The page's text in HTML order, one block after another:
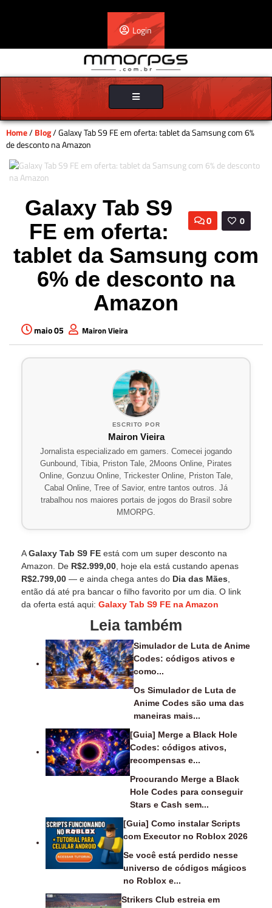
Login
Toggle
navigation
Home/Blog/ Galaxy Tab S9 FE em oferta: tablet da Samsung com 6%
de desconto na Amazon
0
0
Galaxy Tab S9
FE em oferta:
tablet da Samsung com
6% de desconto na
Amazon
maio 05 Mairon Vieira
ESCRITO POR
Mairon Vieira
Jornalista especializado em gamers. Comecei jogando
Gunbound, Tibia, Priston Tale, 2Moons Online, Pirates
Online, Gonzuu Online, Trickester Online, Priston Tale,
Cabal Online, Tree of Savior, entre tantos outros. Já
trabalhou nos maiores portais de jogos do Brasil sobre
MMORPG.
AGalaxy Tab S9 FE está com um super desconto na
Amazon. De R$2.999,00 , hoje ela está custando apenas
R$2.799,00 — e ainda chega antes do Dia das Mães
então dá até pra bancar o filho favorito por um dia. O link
da oferta está aqui: Galaxy Tab S9 FE na Amazon
Leia também
Simulador de Luta de Anime
Codes: códigos ativos e
como...
Os Simulador de Luta de
Anime Codes são uma das
maneiras mais...
[Guia] Merge a Black Hole
Codes: códigos ativos,
recompensas e...
Procurando Merge a Black
Hole Codes para conseguir
Stars e Cash sem...
[Guia] Como instalar Scripts
com Executor no Roblox 2026
Se você está perdido nesse
universo de códigos mágicos
no Roblox e...
Strikers Club estreia em